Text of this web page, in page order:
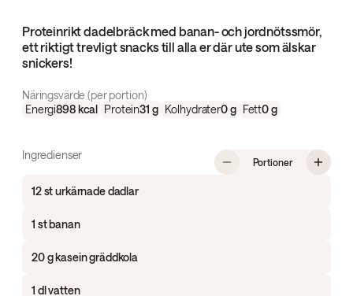
Proteinrikt dadelbräck med banan- och jordnötssmör,
ett riktigt trevligt snacks till alla er där ute som älskar
snickers!
Näringsvärde (per portion)
Energi898kcal Protein31 g Kolhydrater0g Fett0g
Ingredienser
Portioner, Dadelbräck
12 st urkärnade dadlar
1 st banan
20 g kasein gräddkola
1 dl vatten